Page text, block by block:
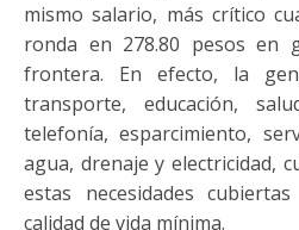
mismo salario, más crítico
ronda en 278.80 pesos en
frontera. En efecto, la
transporte, educación,
telefonía, esparcimiento,
agua, drenaje y electricidad,
estas necesidades
calidad de vida mínima.